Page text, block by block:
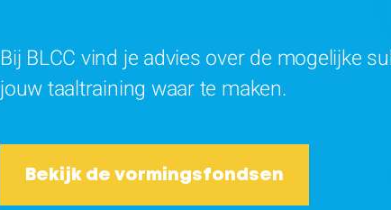
Bij BLCC vind je advies over de mogelijke
jouw taaltraining waar te maken.
Bekijk de vormingsfondsen